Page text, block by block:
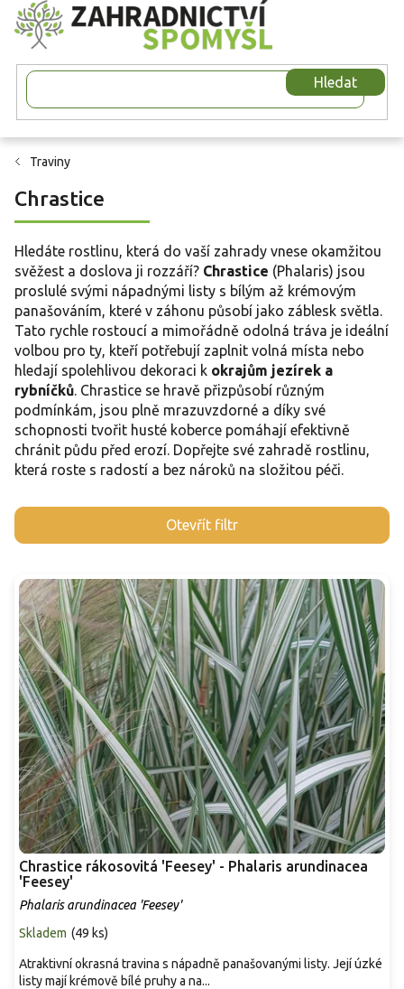
Přejít
na
obsah
Hledat
Traviny
Chrastice
Hledáte rostlinu, která do vaší zahrady vnese okamžitou
svěžest a doslova ji rozzáří? Chrastice (Phalaris) jsou
proslulé svými nápadnými listy s bílým až krémovým
panašováním, které v záhonu působí jako záblesk světla.
Tato rychle rostoucí a mimořádně odolná tráva je ideální
volbou pro ty, kteří potřebují zaplnit volná místa nebo
hledají spolehlivou dekoraci k okrajům jezírek a
rybníčků . Chrastice se hravě přizpůsobí různým
podmínkám, jsou plně mrazuvzdorné a díky své
schopnosti tvořit husté koberce pomáhají efektivně
chránit půdu před erozí. Dopřejte své zahradě rostlinu,
která roste s radostí a bez nároků na složitou péči.
Otevřít filtr
V
ý
s
p
r
o
d
u
k
t
ů
Chrastice rákosovitá 'Feesey' - Phalaris arundinacea
'Feesey'
Phalaris arundinacea 'Feesey'
Skladem (49 ks)
Atraktivní okrasná travina s nápadně panašovanými listy. Její úzké
listy mají krémově bílé pruhy a na...